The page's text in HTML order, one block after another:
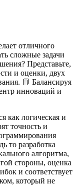
отличного
сложные задачи
Представьте,
и оценки, двух
📘 Балансируя
инноваций и
как логическая и
точность и
то разработка
алгоритма,
стороны, оценка
и соответствует
который не